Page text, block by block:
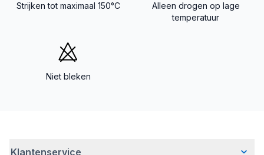
Strijken tot maximaal 150°C
Alleen drogen op lage
temperatuur
Niet bleken
Klantenservice